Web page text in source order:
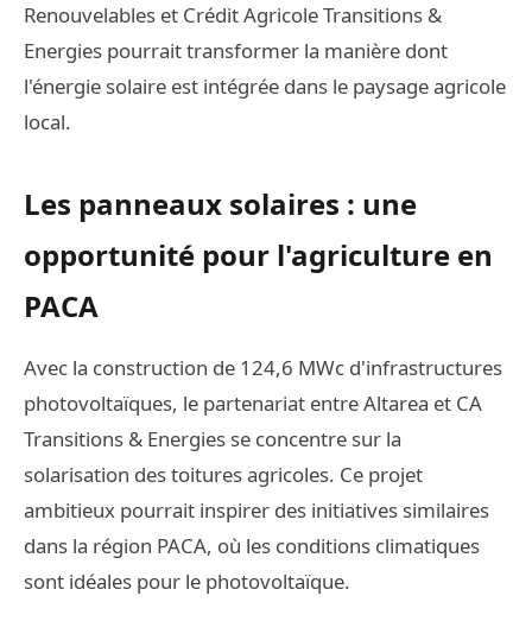
Renouvelables et Crédit Agricole Transitions &
Energies pourrait transformer la manière dont
l'énergie solaire est intégrée dans le paysage agricole
local.
Les panneaux solaires : une
opportunité pour l'agriculture en
PACA
Avec la construction de 124,6 MWc d'infrastructures
photovoltaïques, le partenariat entre Altarea et CA
Transitions & Energies se concentre sur la
solarisation des toitures agricoles. Ce projet
ambitieux pourrait inspirer des initiatives similaires
dans la région PACA, où les conditions climatiques
sont idéales pour le photovoltaïque.